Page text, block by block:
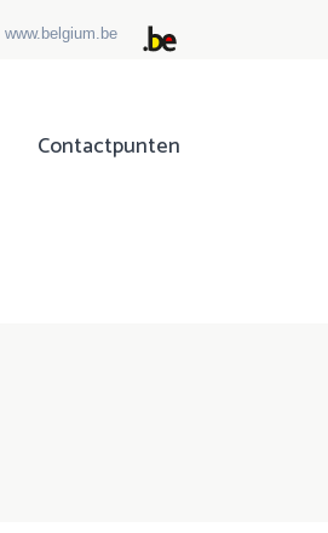
www.belgium.be
Contactpunten